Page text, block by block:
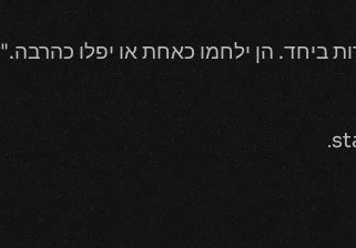
ביחד. הן ילחמו כאחת או יפלו כהרבה."
.